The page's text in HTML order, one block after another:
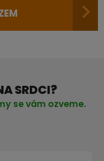
SRDCI?
se vám ozveme.